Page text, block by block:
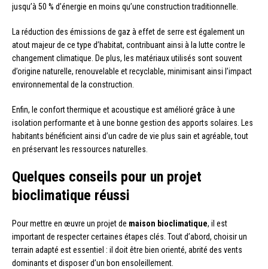
jusqu’à 50 % d’énergie en moins qu’une construction traditionnelle.
La réduction des émissions de gaz à effet de serre est également un
atout majeur de ce type d’habitat, contribuant ainsi à la lutte contre le
changement climatique. De plus, les matériaux utilisés sont souvent
d’origine naturelle, renouvelable et recyclable, minimisant ainsi l’impact
environnemental de la construction.
Enfin, le confort thermique et acoustique est amélioré grâce à une
isolation performante et à une bonne gestion des apports solaires. Les
habitants bénéficient ainsi d’un cadre de vie plus sain et agréable, tout
en préservant les ressources naturelles.
Quelques conseils pour un projet
bioclimatique réussi
Pour mettre en œuvre un projet de maison bioclimatique, il est
important de respecter certaines étapes clés. Tout d’abord, choisir un
terrain adapté est essentiel : il doit être bien orienté, abrité des vents
dominants et disposer d’un bon ensoleillement.